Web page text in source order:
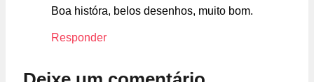
Boa históra, belos desenhos, muito bom.
Responder